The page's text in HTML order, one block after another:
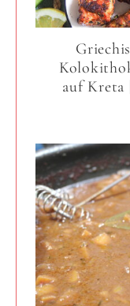
auf Kreta